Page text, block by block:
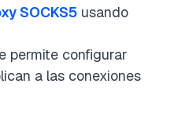
SOCKS5 usando
permite configurar
a las conexiones